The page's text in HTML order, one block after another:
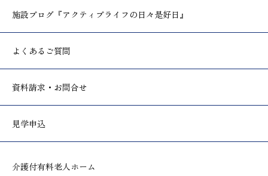
施設ブログ 『アクティブライフの日々是好日』
よくあるご質問
資料請求・お問合せ
見学申込
介護付有料老人ホーム